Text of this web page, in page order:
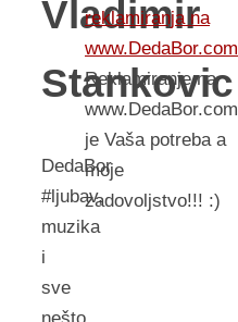
Vladimir
Stankovic
DedaBor
#ljubav,
muzika
i
sve
reklamiranja na
www.DedaBor.com
Reklamiranje na
www.DedaBor.com
je Vaša potreba a
moje
zadovoljstvo!!! :)